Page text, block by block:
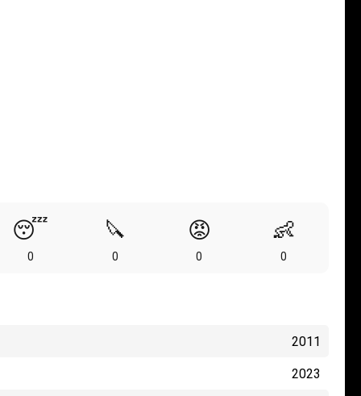
😴
0
🔪
0
😡
0
👶
0
2011
2023